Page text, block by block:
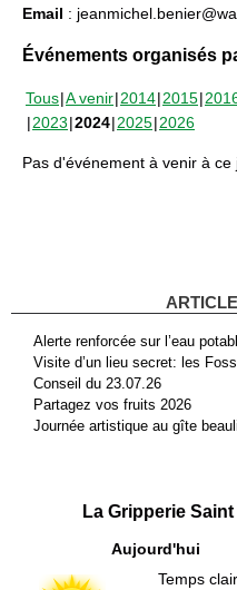
Email :
Événements organisés
Tous A venir 2014 2015
2023 2024 2025 2026
Pas d'événement à venir à ce
Alerte renforcée sur l’eau
Visite d’un lieu secret: les
Conseil du 23.07.26
Partagez vos fruits 2026
Journée artistique au gîte
La Gripperie
Aujourd'hui
Temps clair